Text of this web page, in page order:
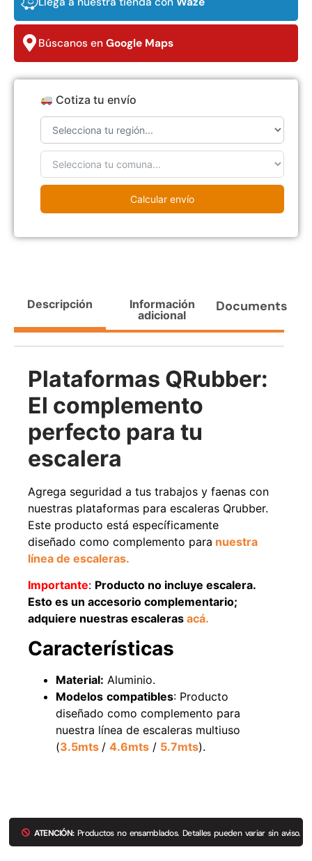
Búscanos en Google Maps
Cotiza tu envío
Calcular envío
Descripción
Información
adicional
Documents
Plataformas QRubber:
El complemento
perfecto para tu
escalera
Agrega seguridad a tus trabajos y faenas con
nuestras plataformas para escaleras Qrubber.
Este producto está específicamente
diseñado como complemento para nuestra
línea de escaleras.
Importante: Producto no incluye escalera.
Esto es un accesorio complementario;
adquiere nuestras escaleras acá.
Características
Material: Aluminio.
Modelos compatibles: Producto
diseñado como complemento para
nuestra línea de escaleras multiuso
(3.5mts / 4.6mts / 5.7mts).
ATENCIÓN:Productos no ensamblados. Detalles pueden variar sin aviso.
30%
Transpaleta eléctrica carga
$1.990.000
$
Pasto sintético ornamental
Importado USA: Paradise
$1.427.544
Leer más
$ 1.875.535
$1.167.990
Agregar al carrito
49%
Pasto sintético ornamental
Importado USA: Summer
Empaquetadura 1/4" 6.4mm
hypalon sin tela 3 MPA